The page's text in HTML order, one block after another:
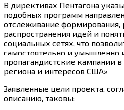
В директивах Пентагона
подобных программ
отслеживание формирования,
распространения идей и
социальных сетях, что
самостоятельно и умышленно
пропагандистские кампании
региона и интересов США»
Заявленные цели проекта,
описанию, таковы: